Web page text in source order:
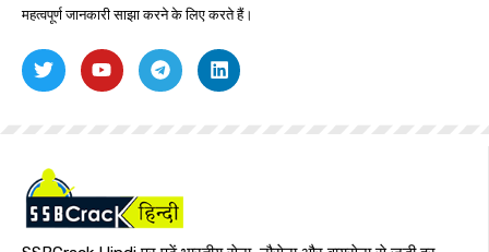
महत्वपूर्ण जानकारी साझा करने के लिए करते हैं।